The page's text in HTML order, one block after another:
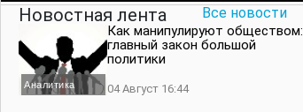
Новостная лента Все новости
Аналитика
Как манипулируют обществом:
главный закон большой
политики
04 Август 16:44